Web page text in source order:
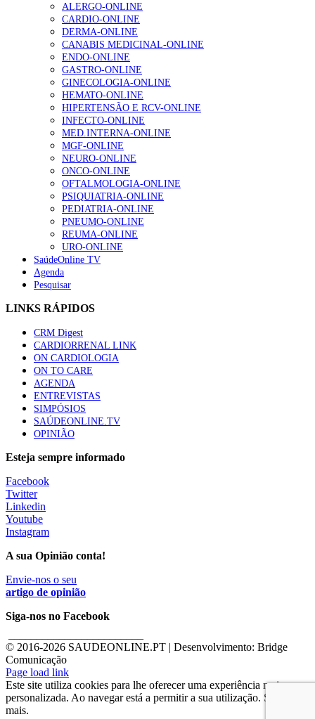
ALERGO-ONLINE
CARDIO-ONLINE
DERMA-ONLINE
CANABIS MEDICINAL-ONLINE
ENDO-ONLINE
GASTRO-ONLINE
GINECOLOGIA-ONLINE
HEMATO-ONLINE
HIPERTENSÃO E RCV-ONLINE
INFECTO-ONLINE
MED.INTERNA-ONLINE
MGF-ONLINE
NEURO-ONLINE
ONCO-ONLINE
OFTALMOLOGIA-ONLINE
PSIQUIATRIA-ONLINE
PEDIATRIA-ONLINE
PNEUMO-ONLINE
REUMA-ONLINE
URO-ONLINE
SaúdeOnline TV
Agenda
Pesquisar
LINKS RÁPIDOS
CRM Digest
CARDIORRENAL LINK
ON CARDIOLOGIA
ON TO CARE
AGENDA
ENTREVISTAS
SIMPÓSIOS
SAÚDEONLINE.TV
OPINIÃO
Esteja sempre informado
Facebook
Twitter
Linkedin
Youtube
Instagram
A sua Opinião conta!
Envie-nos o seu
artigo de opinião
Siga-nos no Facebook
© 2016-2026 SAUDEONLINE.PT | Desenvolvimento: Bridge
Comunicação
Page load link
Este site utiliza cookies para lhe oferecer uma experiência mais
personalizada. Ao navegar está a permitir a sua utilização. Saber
mais.